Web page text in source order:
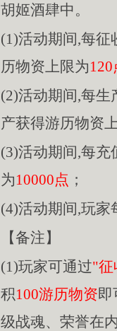
胡姬酒肆中。
(1)活动期间,每征
历物资上限为120
(2)活动期间,每生
产获得游历物资
(3)活动期间,每充
为10000点 ；
(4)活动期间,玩家
【备注】
(1)玩家可通过"征
积100游历物资即
级战魂、荣誉在